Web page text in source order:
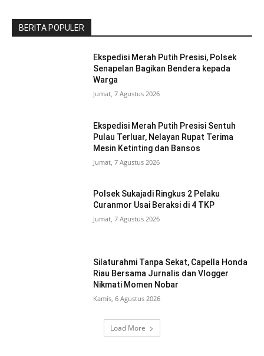
BERITA POPULER
Ekspedisi Merah Putih Presisi, Polsek
Senapelan Bagikan Bendera kepada
Warga
Jumat, 7 Agustus 2026
Ekspedisi Merah Putih Presisi Sentuh
Pulau Terluar, Nelayan Rupat Terima
Mesin Ketinting dan Bansos
Jumat, 7 Agustus 2026
Polsek Sukajadi Ringkus 2 Pelaku
Curanmor Usai Beraksi di 4 TKP
Jumat, 7 Agustus 2026
Silaturahmi Tanpa Sekat, Capella Honda
Riau Bersama Jurnalis dan Vlogger
Nikmati Momen Nobar
Kamis, 6 Agustus 2026
Load More